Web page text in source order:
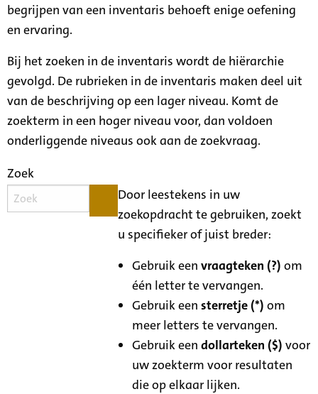
begrijpen van een inventaris behoeft enige oefening
en ervaring.
Bij het zoeken in de inventaris wordt de hiërarchie
gevolgd. De rubrieken in de inventaris maken deel uit
van de beschrijving op een lager niveau. Komt de
zoekterm in een hoger niveau voor, dan voldoen
onderliggende niveaus ook aan de zoekvraag.
Zoek
Door leestekens in uw
zoekopdracht te gebruiken, zoekt
u specifieker of juist breder:
Gebruik eenvraagteken (?) om
één letter te vervangen.
Gebruik eensterretje (*) om
meer letters te vervangen.
Gebruik eendollarteken ($) voor
uw zoekterm voor resultaten
die op elkaar lijken.